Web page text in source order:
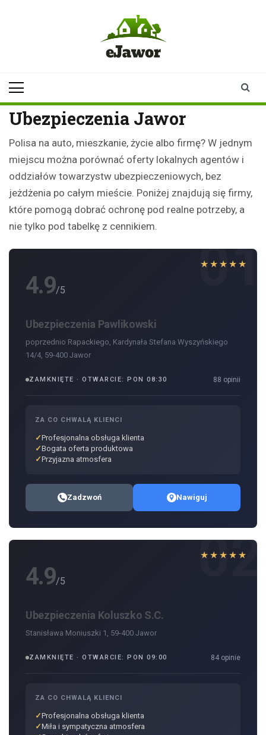
Ubezpieczenia Jawor
Polisa na auto, mieszkanie, życie albo firmę? W jednym
miejscu można porównać oferty lokalnych agentów i
oddziałów towarzystw ubezpieczeniowych, bez
jeżdżenia po całym mieście. Poniżej znajdują się firmy,
które pomogą dobrać ochronę pod realne potrzeby, a
nie tylko pod tabelkę z cennikiem.
01
★★★★★
4.9/5
Ubezpieczenia Pawlikowski
poprzednio Rapackiego, Kardynała Stefana Wyszyńskiego
14/4, 59-400 Jawor
ZAMKNIĘTE · OTWARCIE: PON 08:30 88 opinii
ZA CO CHWALĄ KLIENCI
Profesjonalna obsługa klienta
Bogata oferta produktowa
Przyjazna atmosfera
Zadzwoń Nawiguj
02
★★★★★
4.9/5
Ubezpieczenia Koluszko S.C.
Stanisława Moniuszki 1, 59-400 Jawor
ZAMKNIĘTE · OTWARCIE: PON 09:00 84 opinie
ZA CO CHWALĄ KLIENCI
Profesjonalna obsługa klienta
Miła i sympatyczna atmosfera